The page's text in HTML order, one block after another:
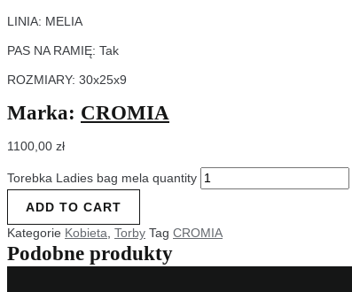
LINIA: MELIA
PAS NA RAMIĘ: Tak
ROZMIARY: 30x25x9
Marka: CROMIA
1100,00 zł
Torebka Ladies bag mela quantity
ADD TO CART
Kategorie Kobieta Torby Tag CROMIA
Podobne produkty